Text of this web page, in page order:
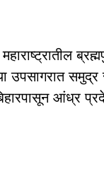
उपसागरात
आंध्र